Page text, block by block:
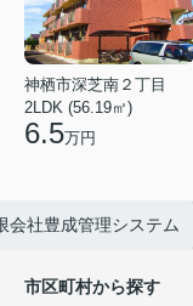
神栖市深芝南２丁目
2LDK (56.19㎡)
6.5万円
会社豊成管理システム
市区町村から探す